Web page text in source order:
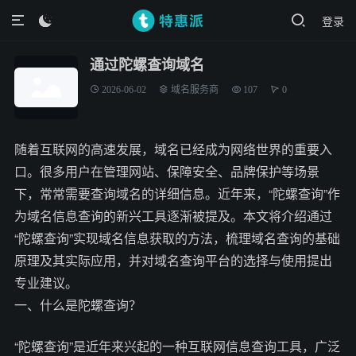
登录

通过陀螺查询域名
2026-06-02 域名服务商 107 0
随着互联网的高速发展，域名已经成为网络世界的重要入
口。很多用户在管理网站、保障安全、品牌保护等场景
下，常常需要查询域名的详细信息。近年来，“陀螺查询”作
为域名信息查询的新兴工具逐渐被提及。本文将介绍通过
“陀螺查询”实现域名信息获取的方法，梳理域名查询的基础
原理及其实际应用，并对域名查询平台的选择与使用提出
专业建议。
一、什么是陀螺查询？
“陀螺查询”是近年来兴起的一种互联网信息查询工具，广泛